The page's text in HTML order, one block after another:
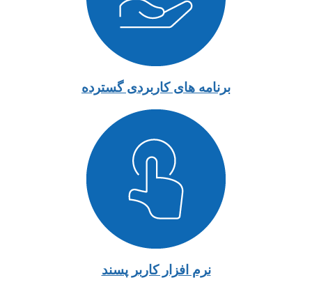
برنامه های کاربردی گسترده
نرم افزار کاربر پسند